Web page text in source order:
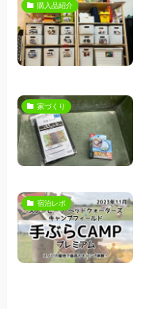
購入品紹介
家づくり
宿泊レポ